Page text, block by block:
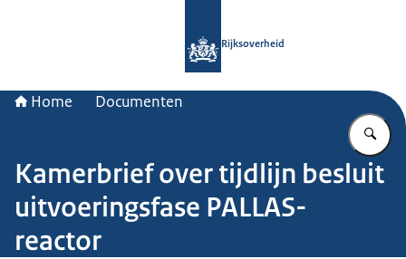
Rijksoverheid
Home Documenten
Kamerbrief over tijdlijn besluit
uitvoeringsfase PALLAS-
reactor